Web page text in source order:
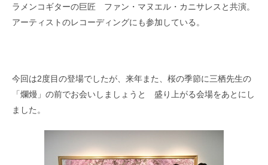
ラメンコギターの巨匠 ファン・マヌエル・カニサレスと共演。
アーティストのレコーディングにも参加している。
今回は2度目の登場でしたが、来年また、桜の季節に三栖先生の
「爛熳」の前でお会いしましょうと 盛り上がる会場をあとにし
ました。